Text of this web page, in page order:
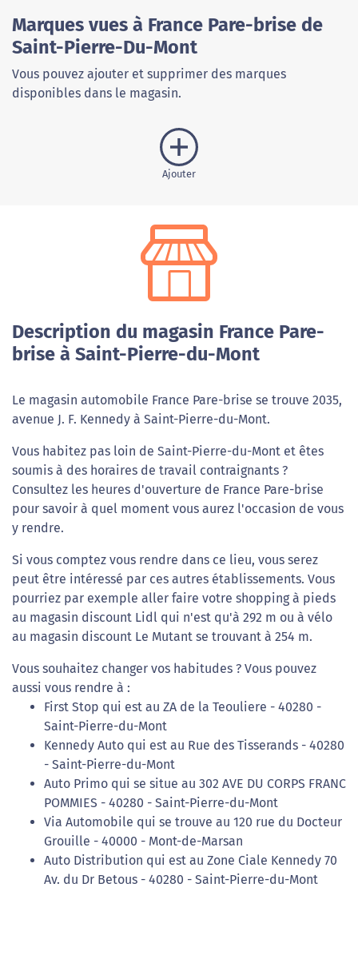
Marques vues à France Pare-brise de
Saint-Pierre-Du-Mont
Vous pouvez ajouter et supprimer des marques
disponibles dans le magasin.
Ajouter
Description du magasin France Pare-
brise à Saint-Pierre-du-Mont
Le magasin automobile France Pare-brise se trouve 2035,
avenue J. F. Kennedy à Saint-Pierre-du-Mont.
Vous habitez pas loin de Saint-Pierre-du-Mont et êtes
soumis à des horaires de travail contraignants ?
Consultez les heures d'ouverture de France Pare-brise
pour savoir à quel moment vous aurez l'occasion de vous
y rendre.
Si vous comptez vous rendre dans ce lieu, vous serez
peut être intéressé par ces autres établissements. Vous
pourriez par exemple aller faire votre shopping à pieds
au magasin discount Lidl qui n'est qu'à 292 m ou à vélo
au magasin discount Le Mutant se trouvant à 254 m.
Vous souhaitez changer vos habitudes ? Vous pouvez
aussi vous rendre à :
First Stop qui est au ZA de la Teouliere - 40280 -
Saint-Pierre-du-Mont
Kennedy Auto qui est au Rue des Tisserands - 40280
- Saint-Pierre-du-Mont
Auto Primo qui se situe au 302 AVE DU CORPS FRANC
POMMIES - 40280 - Saint-Pierre-du-Mont
Via Automobile qui se trouve au 120 rue du Docteur
Grouille - 40000 - Mont-de-Marsan
Auto Distribution qui est au Zone Ciale Kennedy 70
Av. du Dr Betous - 40280 - Saint-Pierre-du-Mont